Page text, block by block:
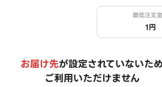
最低注文
1円
お届け先が設定されていないため
ご利用いただけません